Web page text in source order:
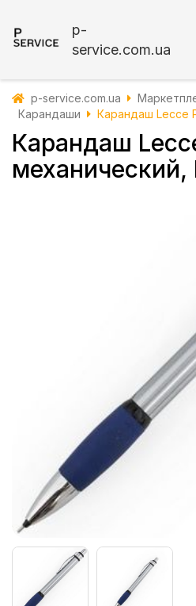
p-
service.com.ua
p-service.com.ua
Карандаши
Карандаш Lecce
Карандаш